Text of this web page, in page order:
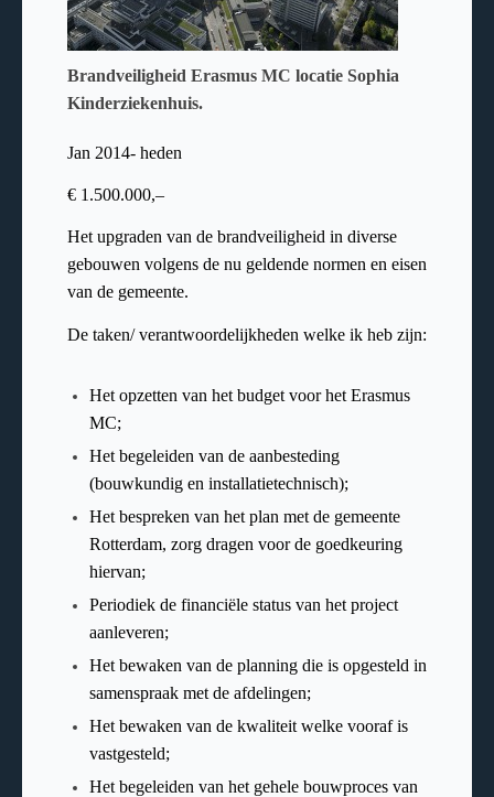
Brandveiligheid Erasmus MC locatie Sophia
Kinderziekenhuis.
Jan 2014- heden
€ 1.500.000,–
Het upgraden van de brandveiligheid in diverse
gebouwen volgens de nu geldende normen en eisen
van de gemeente.
De taken/ verantwoordelijkheden welke ik heb zijn:
Het opzetten van het budget voor het Erasmus
MC;
Het begeleiden van de aanbesteding
(bouwkundig en installatietechnisch);
Het bespreken van het plan met de gemeente
Rotterdam, zorg dragen voor de goedkeuring
hiervan;
Periodiek de financiële status van het project
aanleveren;
Het bewaken van de planning die is opgesteld in
samenspraak met de afdelingen;
Het bewaken van de kwaliteit welke vooraf is
vastgesteld;
Het begeleiden van het gehele bouwproces van